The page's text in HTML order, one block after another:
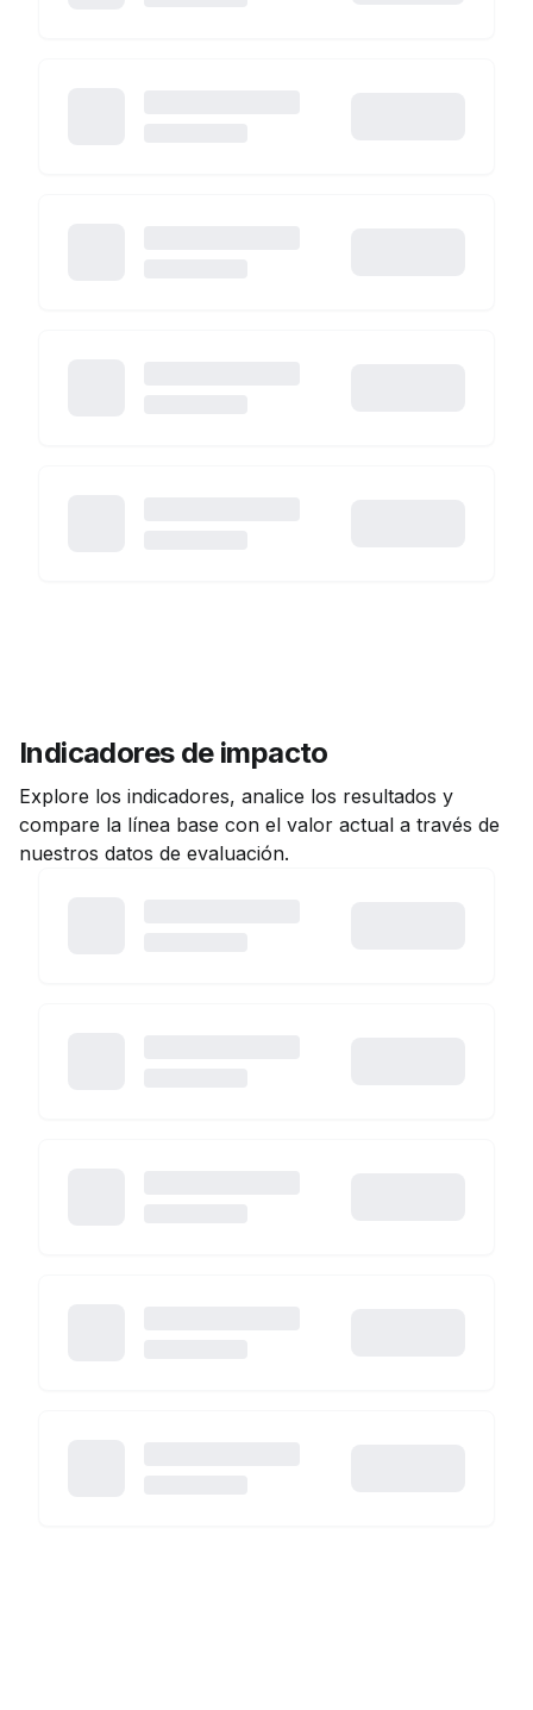
Indicadores de impacto
Explore los indicadores, analice los resultados y
compare la línea base con el valor actual a través de
nuestros datos de evaluación.